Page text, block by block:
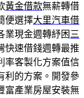
黃金借款無薪轉借
便選擇大里汽車借
業現金週轉紓困 三
快速借錢週轉最推
率客製化方案值信
利的方案。開發參
富產業房屋安裝無